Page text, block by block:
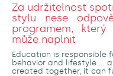
Za udržitelnost
stylu nese
programem,
může naplnit
Education is responsible
behavior and lifestyle ...
created together, it can